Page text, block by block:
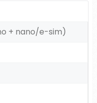
+ nano/e-sim)